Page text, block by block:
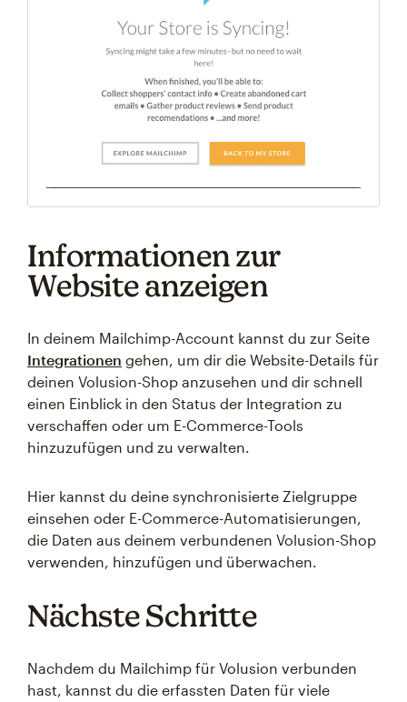
Informationen zur
Website anzeigen
In deinem Mailchimp-Account kannst du zur Seite
Integrationen gehen, um dir die Website-Details für
deinen Volusion-Shop anzusehen und dir schnell
einen Einblick in den Status der Integration zu
verschaffen oder um E-Commerce-Tools
hinzuzufügen und zu verwalten.
Hier kannst du deine synchronisierte Zielgruppe
einsehen oder E-Commerce-Automatisierungen,
die Daten aus deinem verbundenen Volusion-Shop
verwenden, hinzufügen und überwachen.
Nächste Schritte
Nachdem du Mailchimp für Volusion verbunden
hast, kannst du die erfassten Daten für viele